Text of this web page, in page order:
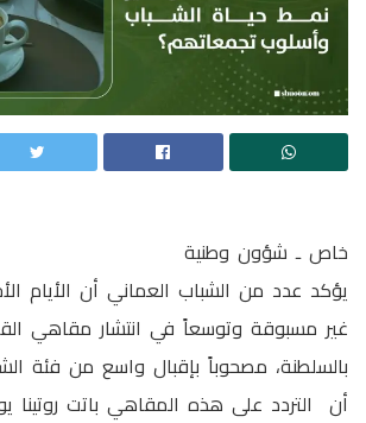
خاص ـ شؤون وطنية
يؤكد عدد من الشباب العماني أن الأيام
غير مسبوقة وتوسعاً في انتشار مقاهي
بالسلطنة، مصحوباً بإقبال واسع من فئة
أن التردد على هذه المقاهي باتت روتينا